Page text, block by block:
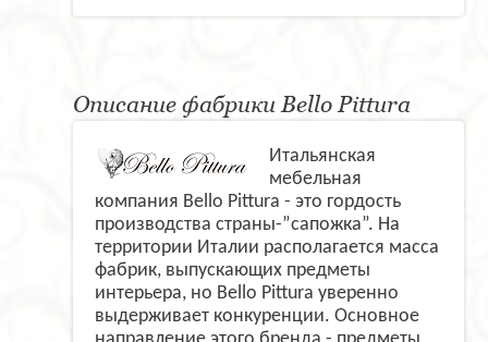
Описание фабрики Bello Pittura
Итальянская
мебельная
компания Bello Pittura - это гордость
производства страны-”сапожка”. На
территории Италии располагается масса
фабрик, выпускающих предметы
интерьера, но Bello Pittura уверенно
выдерживает конкуренции. Основное